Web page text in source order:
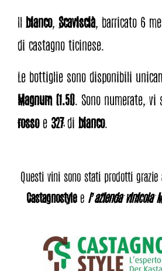
Il bianco,Scaviscià, barricato 6
di castagno ticinese.
Le bottiglie sono disponibili
Magnum (1.5l). Sono numerate, vi
rossoe 327di bianco.
Questi vini sono stati prodotti grazie
Castagnostylee l’azienda vinicola